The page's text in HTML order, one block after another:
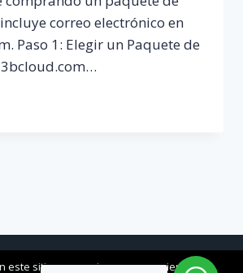
correo electrónico en
Paso 1: Elegir un Paquete de
Privacy Policy
este sitio para mejorar su experiencia de